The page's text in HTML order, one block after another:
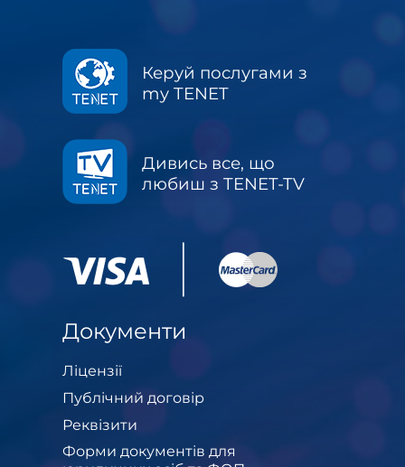
Керуй послугами з
my TENET
Дивись все, що
любиш з TENET-TV
Документи
Ліцензії
Публічний договір
Реквізити
Форми документів для